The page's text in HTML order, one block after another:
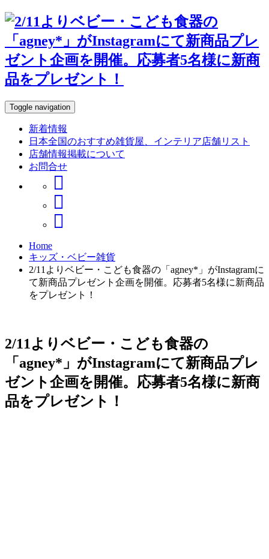
Toggle navigation
新着情報
日本全国のおすすめ雑貨屋、インテリア店舗リスト
店舗情報掲載について
お問合せ
Home
キッズ・ベビー雑貨
2/11よりベビー・こども食器の「agney*」がInstagramに
て新商品プレゼント企画を開催。応募者5名様に新商品
をプレゼント！
2/11よりベビー・こども食器の
「agney*」がInstagramにて新商品プレ
ゼント企画を開催。応募者5名様に新商
品をプレゼント！